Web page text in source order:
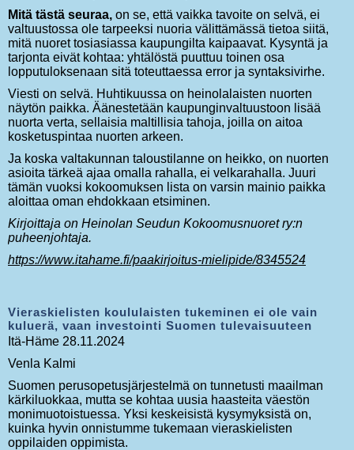
Mitä tästä seuraa, on se, että vaikka tavoite on selvä, ei
valtuustossa ole tarpeeksi nuoria välittämässä tietoa siitä,
mitä nuoret tosiasiassa kaupungilta kaipaavat. Kysyntä ja
tarjonta eivät kohtaa: yhtälöstä puuttuu toinen osa
lopputuloksenaan sitä toteuttaessa error ja syntaksivirhe.
Viesti on selvä. Huhtikuussa on heinolalaisten nuorten
näytön paikka. Äänestetään kaupunginvaltuustoon lisää
nuorta verta, sellaisia maltillisia tahoja, joilla on aitoa
kosketuspintaa nuorten arkeen.
Ja koska valtakunnan taloustilanne on heikko, on nuorten
asioita tärkeä ajaa omalla rahalla, ei velkarahalla. Juuri
tämän vuoksi kokoomuksen lista on varsin mainio paikka
aloittaa oman ehdokkaan etsiminen.
Kirjoittaja on Heinolan Seudun Kokoomusnuoret ry:n
puheenjohtaja.
https://www.itahame.fi/paakirjoitus-mielipide/8345524
Vieraskielisten koululaisten tukeminen ei ole vain
kuluerä, vaan investointi Suomen tulevaisuuteen
Itä-Häme 28.11.2024
Venla Kalmi
Suomen perusopetusjärjestelmä on tunnetusti maailman
kärkiluokkaa, mutta se kohtaa uusia haasteita väestön
monimuotoistuessa. Yksi keskeisistä kysymyksistä on,
kuinka hyvin onnistumme tukemaan vieraskielisten
oppilaiden oppimista.